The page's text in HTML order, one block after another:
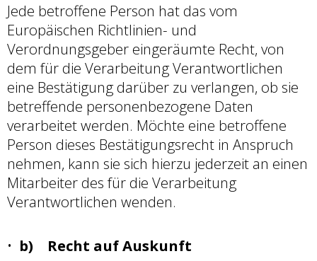
Jede betroffene Person hat das vom
Europäischen Richtlinien- und
Verordnungsgeber eingeräumte Recht, von
dem für die Verarbeitung Verantwortlichen
eine Bestätigung darüber zu verlangen, ob sie
betreffende personenbezogene Daten
verarbeitet werden. Möchte eine betroffene
Person dieses Bestätigungsrecht in Anspruch
nehmen, kann sie sich hierzu jederzeit an einen
Mitarbeiter des für die Verarbeitung
Verantwortlichen wenden.
b) Recht auf Auskunft